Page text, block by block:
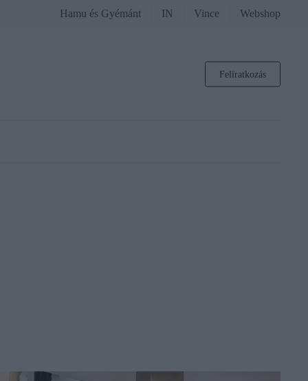
Hamu és Gyémánt IN Vince Webshop
Feliratkozás